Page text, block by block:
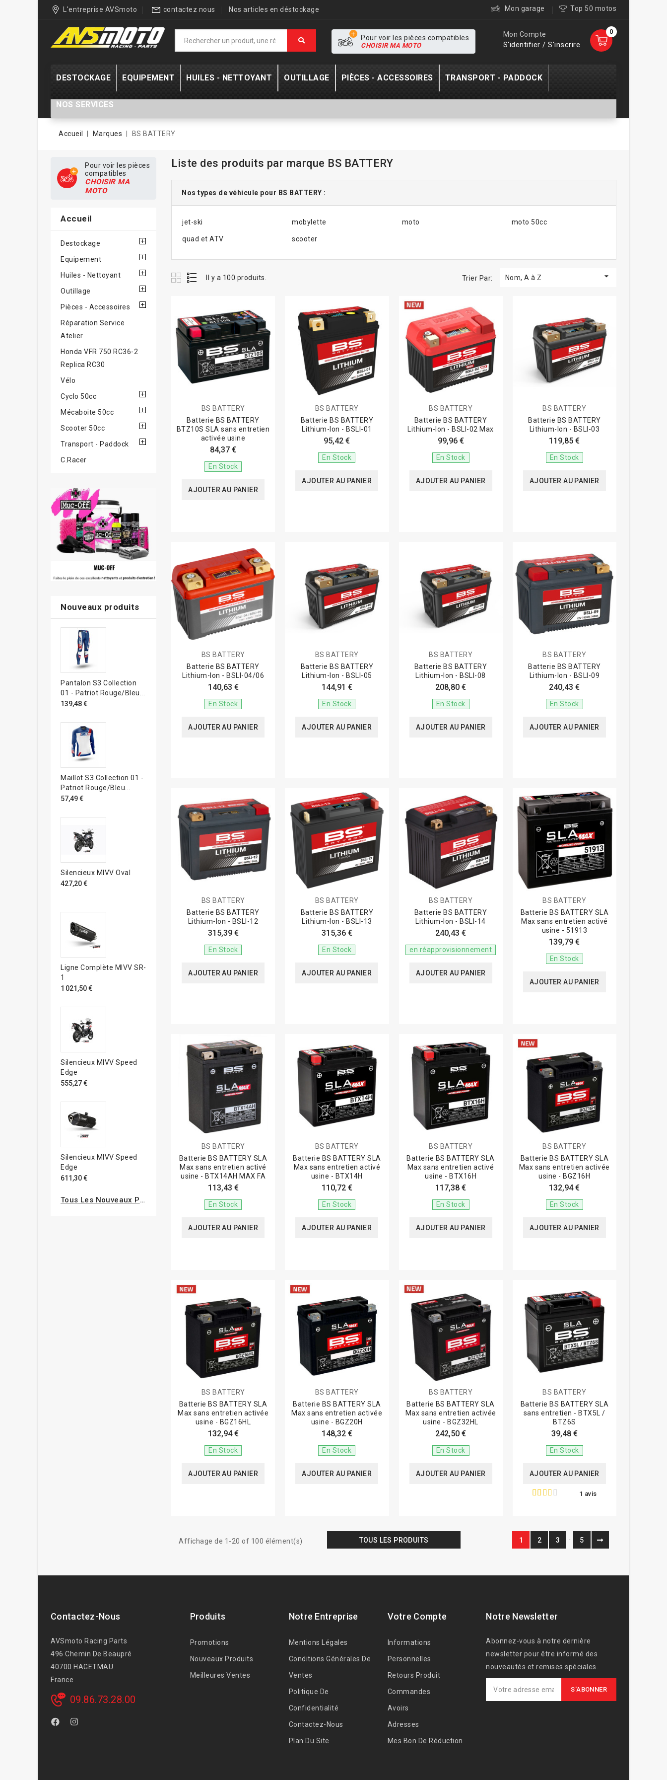
L'entreprise AVSmoto contactez nous Nos articles en déstockage Mon garage Top 50 motos
0
Mon Compte
S'identifier / S'inscrire
Pour voir les pièces compatibles
CHOISIR MA MOTO
DESTOCKAGE EQUIPEMENT HUILES - NETTOYANT OUTILLAGE PIÈCES - ACCESSOIRES TRANSPORT - PADDOCK
NOS SERVICES
Accueil Marques BS BATTERY
Pour voir les pièces
compatibles
CHOISIR MA
MOTO
Accueil
Destockage
Equipement
Huiles - Nettoyant
Outillage
Pièces - Accessoires
Réparation Service
Atelier
Honda VFR 750 RC36-2
Replica RC30
Vélo
Cyclo 50cc
Mécaboite 50cc
Scooter 50cc
Transport - Paddock
C.Racer
Nouveaux produits
Pantalon S3 Collection
01 - Patriot Rouge/bleu...
139,48 €
Maillot S3 Collection 01 -
Patriot Rouge/bleu...
57,49 €
Silencieux MIVV Oval
427,20 €
Ligne Complète MIVV SR-
1
1 021,50 €
Silencieux MIVV Speed
Edge
555,27 €
Silencieux MIVV Speed
Edge
611,30 €
Tous Les Nouveaux Produits
Liste des produits par marque BS BATTERY
Nos types de véhicule pour BS BATTERY :
jet-ski mobylette moto moto 50cc
quad et ATV scooter
Il y a 100 produits. Trier Par: Nom, A à Z 
BS BATTERY
Batterie BS BATTERY
BTZ10S SLA sans entretien
activée usine
84,37 €
En Stock
AJOUTER AU PANIER
BS BATTERY
Batterie BS BATTERY
Lithium-Ion - BSLI-01
95,42 €
En Stock
AJOUTER AU PANIER
BS BATTERY
Batterie BS BATTERY
Lithium-Ion - BSLI-02 Max
99,96 €
En Stock
AJOUTER AU PANIER
BS BATTERY
Batterie BS BATTERY
Lithium-Ion - BSLI-03
119,85 €
En Stock
AJOUTER AU PANIER
BS BATTERY
Batterie BS BATTERY
Lithium-Ion - BSLI-04/06
140,63 €
En Stock
AJOUTER AU PANIER
BS BATTERY
Batterie BS BATTERY
Lithium-Ion - BSLI-05
144,91 €
En Stock
AJOUTER AU PANIER
BS BATTERY
Batterie BS BATTERY
Lithium-Ion - BSLI-08
208,80 €
En Stock
AJOUTER AU PANIER
BS BATTERY
Batterie BS BATTERY
Lithium-Ion - BSLI-09
240,43 €
En Stock
AJOUTER AU PANIER
BS BATTERY
Batterie BS BATTERY
Lithium-Ion - BSLI-12
315,39 €
En Stock
AJOUTER AU PANIER
BS BATTERY
Batterie BS BATTERY
Lithium-Ion - BSLI-13
315,36 €
En Stock
AJOUTER AU PANIER
BS BATTERY
Batterie BS BATTERY
Lithium-Ion - BSLI-14
240,43 €
en réapprovisionnement
AJOUTER AU PANIER
BS BATTERY
Batterie BS BATTERY SLA
Max sans entretien activé
usine - 51913
139,79 €
En Stock
AJOUTER AU PANIER
BS BATTERY
Batterie BS BATTERY SLA
Max sans entretien activé
usine - BTX14AH MAX FA
113,43 €
En Stock
AJOUTER AU PANIER
BS BATTERY
Batterie BS BATTERY SLA
Max sans entretien activé
usine - BTX14H
110,72 €
En Stock
AJOUTER AU PANIER
BS BATTERY
Batterie BS BATTERY SLA
Max sans entretien activé
usine - BTX16H
117,38 €
En Stock
AJOUTER AU PANIER
BS BATTERY
Batterie BS BATTERY SLA
Max sans entretien activée
usine - BGZ16H
132,94 €
En Stock
AJOUTER AU PANIER
BS BATTERY
Batterie BS BATTERY SLA
Max sans entretien activée
usine - BGZ16HL
132,94 €
En Stock
AJOUTER AU PANIER
BS BATTERY
Batterie BS BATTERY SLA
Max sans entretien activée
usine - BGZ20H
148,32 €
En Stock
AJOUTER AU PANIER
BS BATTERY
Batterie BS BATTERY SLA
Max sans entretien activée
usine - BGZ32HL
242,50 €
En Stock
AJOUTER AU PANIER
BS BATTERY
Batterie BS BATTERY SLA
sans entretien - BTX5L /
BTZ6S
39,48 €
En Stock
AJOUTER AU PANIER
1 avis
Affichage de 1-20 of 100 élément(s) TOUS LES PRODUITS 1 2 3 … 5
Contactez-Nous
AVSmoto Racing Parts
496 Chemin De Beaupré
40700 HAGETMAU
France
09.86.73.28.00
Produits
Promotions
Nouveaux Produits
Meilleures Ventes
Notre Entreprise
Mentions Légales
Conditions Générales De
Ventes
Politique De
Confidentialité
Contactez-Nous
Plan Du Site
Votre Compte
Informations
Personnelles
Retours Produit
Commandes
Avoirs
Adresses
Mes Bon De Réduction
Notre Newsletter
Abonnez-vous à notre dernière
newsletter pour être informé des
nouveautés et remises spéciales.